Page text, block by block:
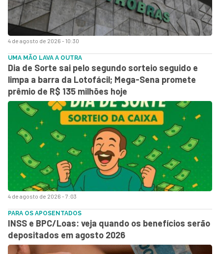
4 de agosto de 2026 - 10:30
4 de agosto de 2026 - 7:03
UMA MÃO LAVA A OUTRA
Dia de Sorte sai pelo segundo sorteio seguido e
limpa a barra da Lotofácil; Mega-Sena promete
prêmio de R$ 135 milhões hoje
PARA OS APOSENTADOS
INSS e BPC/Loas: veja quando os benefícios serão
depositados em agosto 2026